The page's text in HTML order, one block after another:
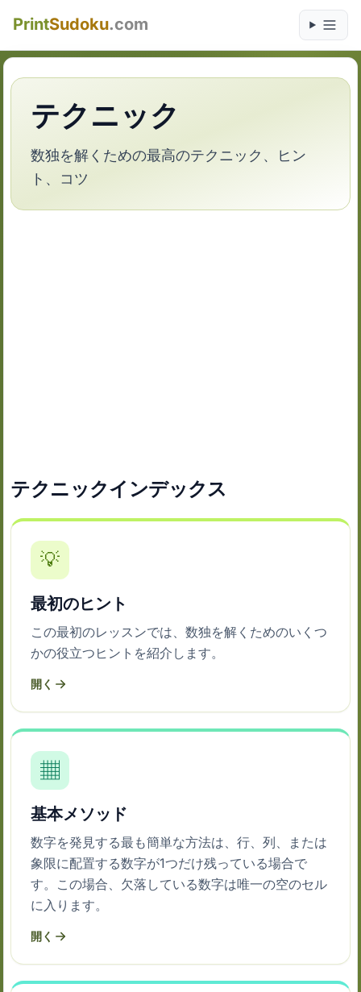
PrintSudoku.com
テクニック
数独を解くための最高のテクニック、ヒン
ト、コツ
テクニックインデックス
💡
最初のヒント
この最初のレッスンでは、数独を解くためのいくつ
かの役立つヒントを紹介します。
開く
▦
基本メソッド
数字を発見する最も簡単な方法は、行、列、または
象限に配置する数字が1つだけ残っている場合で
す。この場合、欠落している数字は唯一の空のセル
に入ります。
開く